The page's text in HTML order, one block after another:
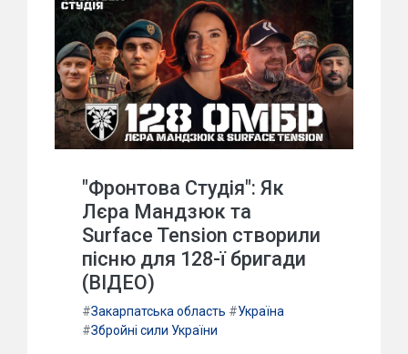
"Фронтова Студія": Як
Лєра Мандзюк та
Surface Tension створили
пісню для 128-ї бригади
(ВІДЕО)
#Закарпатська область #Україна
#Збройні сили України